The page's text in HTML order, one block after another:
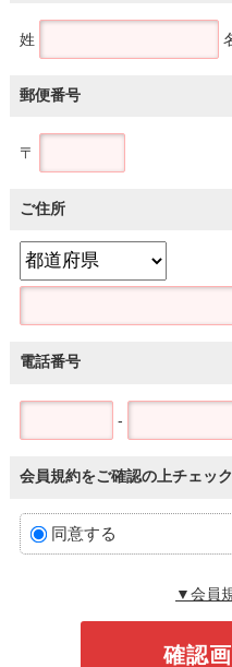
姓
郵便番号
〒
ご住所
電話番号
-
会員規約をご確認の上チェッ
同意する
▼会員